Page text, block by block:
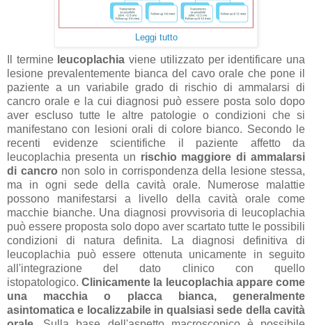
Leggi tutto
Il termine leucoplachia viene utilizzato per identificare una
lesione prevalentemente bianca del cavo orale che pone il
paziente a un variabile grado di rischio di ammalarsi di
cancro orale e la cui diagnosi può essere posta solo dopo
aver escluso tutte le altre patologie o condizioni che si
manifestano con lesioni orali di colore bianco. Secondo le
recenti evidenze scientifiche il paziente affetto da
leucoplachia presenta un rischio maggiore di ammalarsi
di cancro non solo in corrispondenza della lesione stessa,
ma in ogni sede della cavità orale.
Numerose malattie
possono manifestarsi a livello della cavità orale come
macchie bianche. Una diagnosi provvisoria di leucoplachia
può essere proposta solo dopo aver scartato tutte le possibili
condizioni di natura definita.
La diagnosi definitiva di
leucoplachia può essere ottenuta unicamente in seguito
all'integrazione del dato clinico con quello
istopatologico.Clinicamente la leucoplachia appare come
una macchia o placca bianca, generalmente
asintomatica e localizzabile in qualsiasi sede della cavità